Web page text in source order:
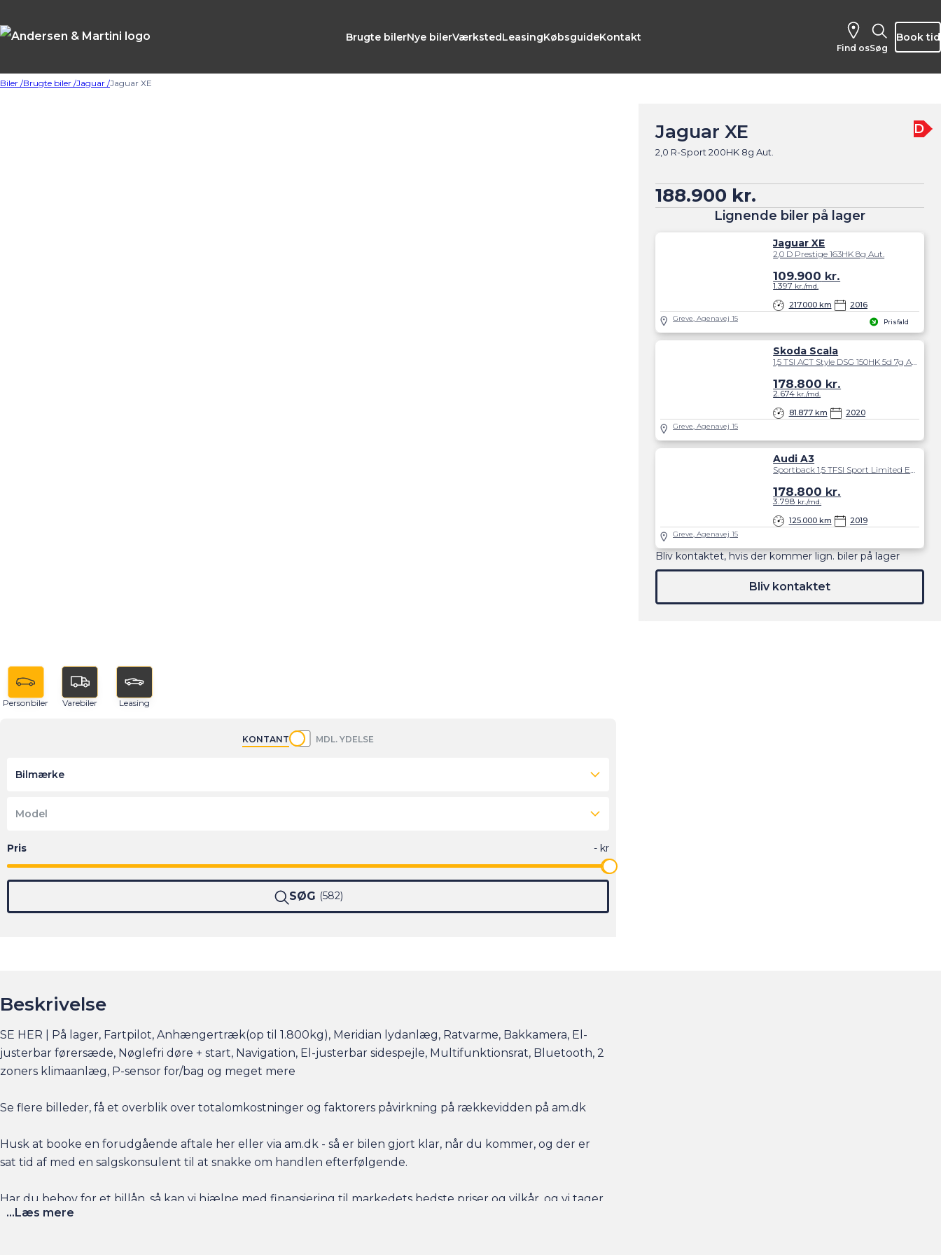
Brugte bilerNye bilerVærkstedLeasingKøbsguideKontakt
Find os Søg
Book tid
Biler /Brugte biler /Jaguar /Jaguar XE
Jaguar XE
2,0 R-Sport 200HK 8g Aut.
D
188.900 kr.
Lignende biler på lager
Prisfald
Jaguar XE
2,0 D Prestige 163HK 8g Aut.
217.000 km 2016
109.900 kr.
1.397 kr./md.
Greve, Agenavej 15
Skoda Scala
81.877 km 2020
178.800 kr.
2.674 kr./md.
Greve, Agenavej 15
Audi A3
125.000 km 2019
178.800 kr.
3.798 kr./md.
Greve, Agenavej 15
Bliv kontaktet, hvis der kommer lign. biler på lager
Bliv kontaktet
Personbiler Varebiler Leasing
KONTANT MDL. YDELSE
Bilmærke
Model
SØG 582
Beskrivelse
SE HER | På lager, Fartpilot, Anhængertræk(op til 1.800kg), Meridian lydanlæg, Ratvarme, Bakkamera, El-
justerbar førersæde, Nøglefri døre + start, Navigation, El-justerbar sidespejle, Multifunktionsrat, Bluetooth, 2
zoners klimaanlæg, P-sensor for/bag og meget mere
Se flere billeder, få et overblik over totalomkostninger og faktorers påvirkning på rækkevidden på am.dk
Husk at booke en forudgående aftale her eller via am.dk - så er bilen gjort klar, når du kommer, og der er
sat tid af med en salgskonsulent til at snakke om handlen efterfølgende.
Har du behov for et billån, så kan vi hjælpe med finansiering til markedets bedste priser og vilkår, og vi tager
naturligvis også gerne din nuværende bil i bytte, hvis du har behov for at få afsat den.
...Læs mere